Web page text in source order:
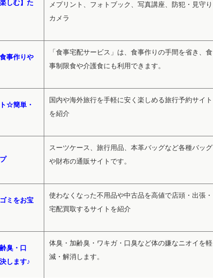
しむ】た
メプリント、フォトブック、写真講座、防犯・見守り
カメラ
事作りや
「食事宅配サービス」は、食事作りの手間を省き、食
事制限食や介護食にも利用できます。
☆簡単・
国内や海外旅行を手軽に安く楽しめる旅行予約サイト
を紹介
スーツケース、旅行用品、本革バッグなど各種バッグ
や財布の通販サイトです。
ミをお宝
使わなくなった不用品や中古品を高値で店頭・出張・
宅配買取するサイトを紹介
臭・口
します♪
体臭・加齢臭・ワキガ・口臭など体の嫌なニオイを軽
減・解消します。